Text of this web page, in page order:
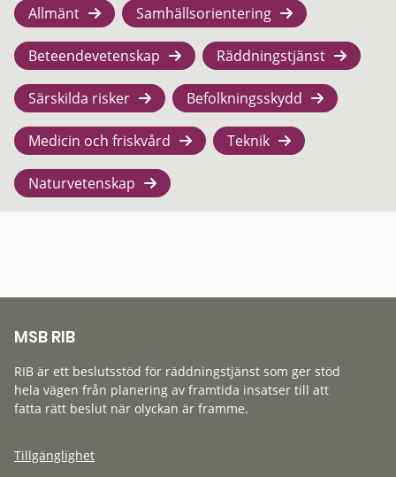
Allmänt Samhällsorientering
Beteendevetenskap Räddningstjänst
Särskilda risker Befolkningsskydd
Medicin och friskvård Teknik
Naturvetenskap
MSB RIB
RIB är ett beslutsstöd för räddningstjänst som ger stöd
hela vägen från planering av framtida insatser till att
fatta rätt beslut när olyckan är framme.
Tillgänglighet